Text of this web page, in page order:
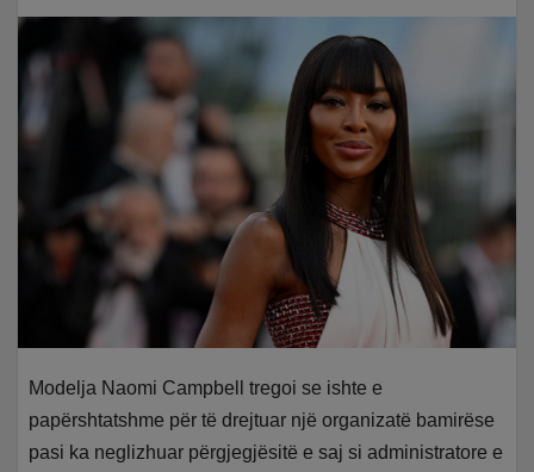
Modelja Naomi Campbell tregoi se ishte e
papërshtatshme për të drejtuar një organizatë bamirëse
pasi ka neglizhuar përgjegjësitë e saj si administratore e